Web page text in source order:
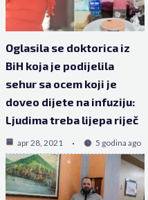
Oglasila se doktorica iz
BiH koja je podijelila
sehur sa ocem koji je
doveo dijete na infuziju:
Ljudima treba lijepa riječ
apr 28, 2021 5 godina ago